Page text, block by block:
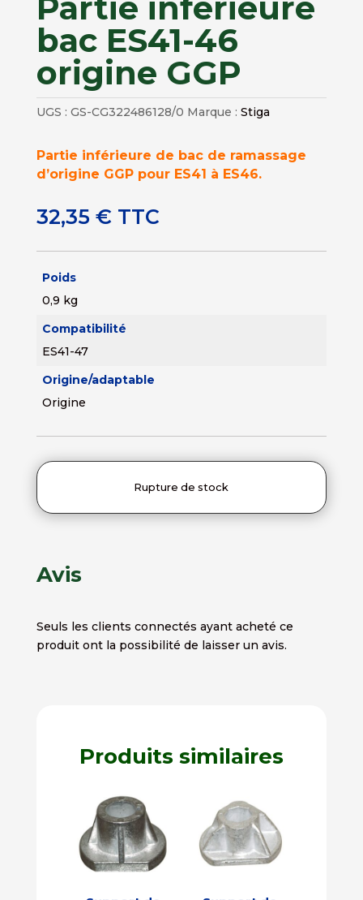
bac ES41-46
origine GGP
UGS : GS-CG322486128/0 Marque : Stiga
Partie inférieure de bac de ramassage
d’origine GGP pour ES41 à ES46.
32,35 € TTC
Poids
0,9 kg
Compatibilité
ES41-47
Origine/adaptable
Origine
Rupture de stock
Avis
Seuls les clients connectés ayant acheté ce
produit ont la possibilité de laisser un avis.
Produits similaires